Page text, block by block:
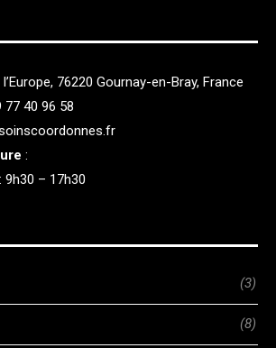
l’Europe, 76220 Gournay-en-Bray, France
77 40 96 58
:
9h30 – 17h30
(3)
(8)